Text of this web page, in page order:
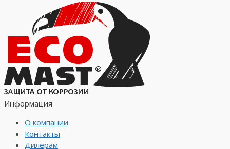
Информация
О компании
Контакты
Дилерам